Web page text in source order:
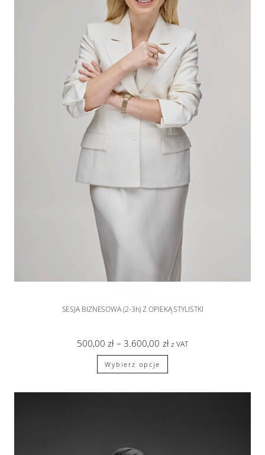
SESJA BIZNESOWA (2-3h) Z OPIEKĄ STYLISTKI
500,00 zł – 3.600,00 zł z VAT
Wybierz opcje